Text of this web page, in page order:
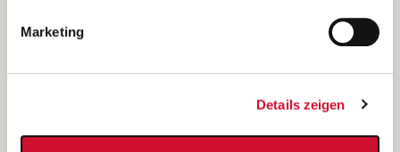
Marketing
Details zeigen
Bewerbung als Altenpflegehelfer*in